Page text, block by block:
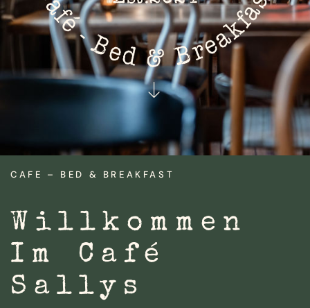
CAFE – BED & BREAKFAST
Willkommen
Im Café
Sallys